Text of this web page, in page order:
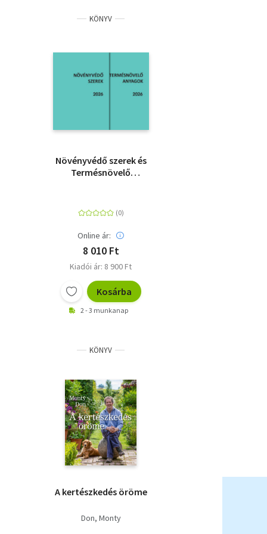
KÖNYV
Növényvédő szerek és
Termésnövelő
Online ár:
8 010 Ft
Kiadói ár: 8 900 Ft
Kosárba
2 - 3 munkanap
KÖNYV
A kertészkedés öröme
Don, Monty